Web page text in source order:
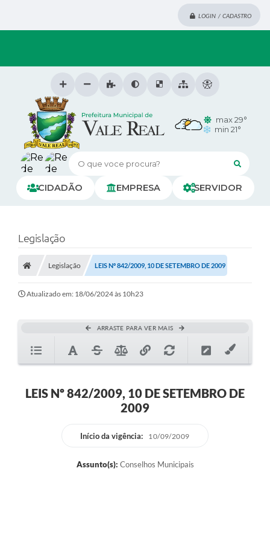
LOGIN / CADASTRO
O que voce procura?
CIDADÃO EMPRESA SERVIDOR
max 29°
min 21°
Legislação
Legislação LEIS Nº 842/2009, 10 DE SETEMBRO DE 2009
Atualizado em: 18/06/2024 às 10h23
ARRASTE PARA VER MAIS
LEIS Nº 842/2009, 10 DE SETEMBRO DE
2009
Início da vigência: 10/09/2009
Assunto(s): Conselhos Municipais